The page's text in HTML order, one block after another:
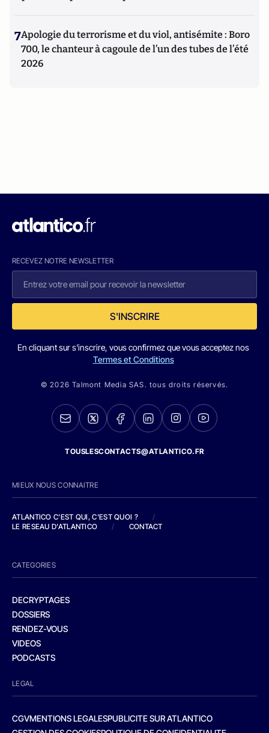
7Apologie du terrorisme et du viol, antisémite : Boro
700, le chanteur à cagoule de l’un des tubes de l’été
2026
RECEVEZ NOTRE NEWSLETTER
S'INSCRIRE
En cliquant sur s'inscrire, vous confirmez que vous acceptez nos
Termes et Conditions
© 2026 Talmont Media SAS. tous droits réservés.
TOUSLESCONTACTS@ATLANTICO.FR
MIEUX NOUS CONNAITRE
ATLANTICO C'EST QUI, C'EST QUOI ?
/
LE RESEAU D'ATLANTICO
/ CONTACT
CATEGORIES
DECRYPTAGES
DOSSIERS
RENDEZ-VOUS
VIDEOS
PODCASTS
LEGAL
CGVMENTIONS LEGALESPUBLICITE SUR ATLANTICO